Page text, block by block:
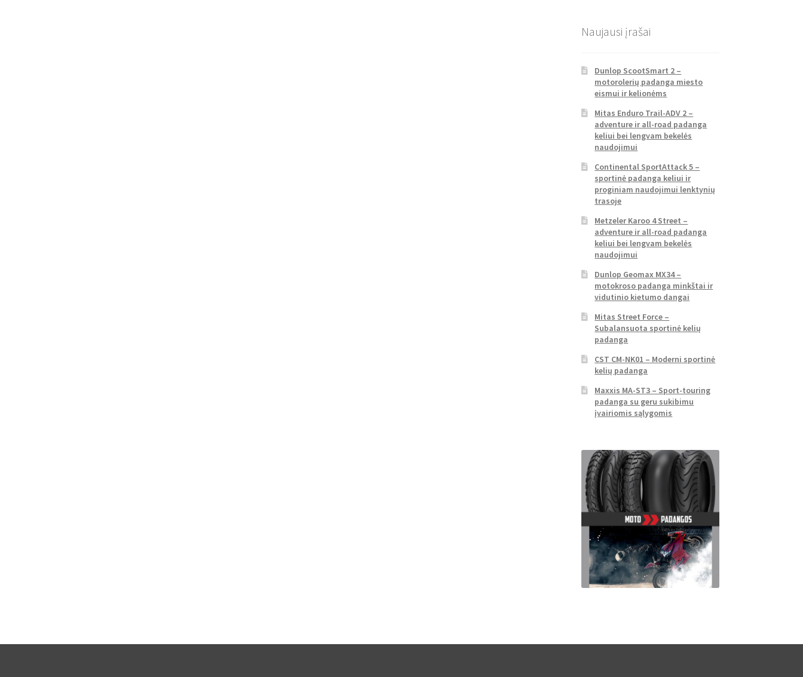
Naujausi įrašai
Dunlop ScootSmart 2 –
motorolerių padanga miesto
eismui ir kelionėms
Mitas Enduro Trail-ADV 2 –
adventure ir all-road padanga
keliui bei lengvam bekelės
naudojimui
Continental SportAttack 5 –
sportinė padanga keliui ir
proginiam naudojimui lenktynių
trasoje
Metzeler Karoo 4 Street –
adventure ir all-road padanga
keliui bei lengvam bekelės
naudojimui
Dunlop Geomax MX34 –
motokroso padanga minkštai ir
vidutinio kietumo dangai
Mitas Street Force –
Subalansuota sportinė kelių
padanga
CST CM-NK01 – Moderni sportinė
kelių padanga
Maxxis MA-ST3 – Sport-touring
padanga su geru sukibimu
įvairiomis sąlygomis